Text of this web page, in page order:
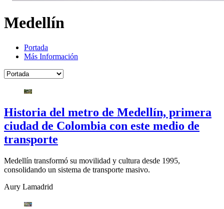
Medellín
Portada
Más Información
Historia del metro de Medellín, primera
ciudad de Colombia con este medio de
transporte
Medellín transformó su movilidad y cultura desde 1995,
consolidando un sistema de transporte masivo.
Aury Lamadrid